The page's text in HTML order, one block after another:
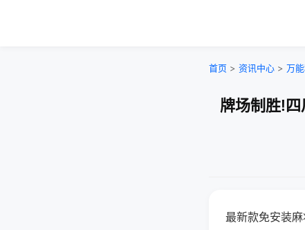
首页 > 资讯中心 > 万
牌场制胜!
最新款免安装